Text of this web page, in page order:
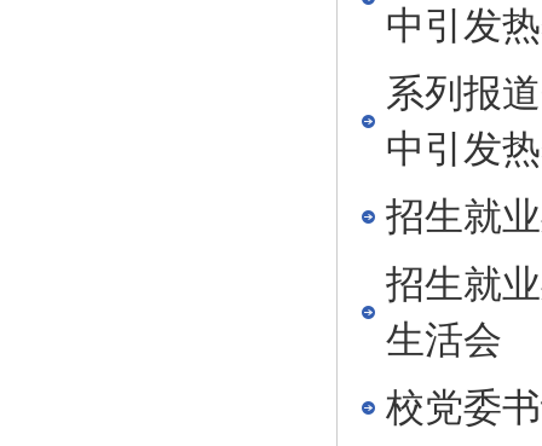
中引发
系列报
中引发
招生就
招生就
生活会
校党委